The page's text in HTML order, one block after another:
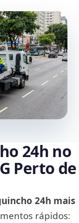
24h no
Perto de
24h mais
rápidos: